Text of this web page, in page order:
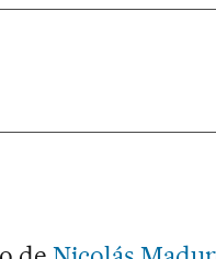
Sociales